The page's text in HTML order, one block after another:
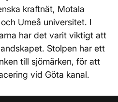
kraftnät, Motala
Umeå universitet. I
har det varit viktigt att
Stolpen har ett
till sjömärken, för att
vid Göta kanal.